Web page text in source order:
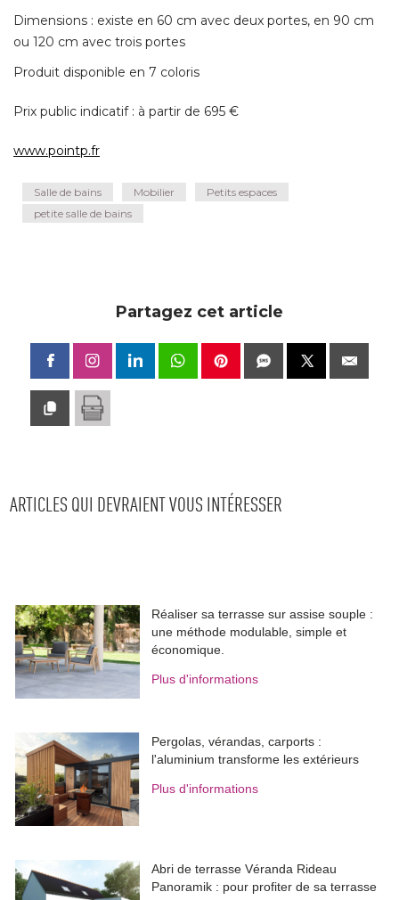
Dimensions : existe en 60 cm avec deux portes, en 90 cm
ou 120 cm avec trois portes
Produit disponible en 7 coloris
Prix public indicatif : à partir de 695 €
www.pointp.fr
Salle de bains Mobilier
Petits espaces
petite salle de bains
Partagez cet article
ARTICLES QUI DEVRAIENT VOUS INTÉRESSER
Réaliser sa terrasse sur assise souple :
une méthode modulable, simple et
économique.
Plus d'informations
Pergolas, vérandas, carports :
l'aluminium transforme les extérieurs
Plus d'informations
Abri de terrasse Véranda Rideau
Panoramik : pour profiter de sa terrasse